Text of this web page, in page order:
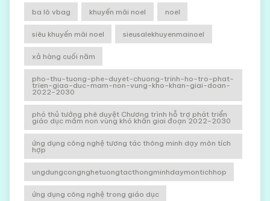
ba lô vbag khuyến mãi noel noel
siêu khuyến mãi noel sieusalekhuyenmainoel
xả hàng cuối năm
pho-thu-tuong-phe-duyet-chuong-trinh-ho-tro-phat-
trien-giao-duc-mam-non-vung-kho-khan-giai-doan-
2022-2030
phó thủ tướng phê duyệt Chương trình hỗ trợ phát triển
giáo dục mầm non vùng khó khăn giai đoạn 2022-2030
ứng dụng công nghệ tương tác thông minh dạy môn tích
hợp
ungdungcongnghetuongtacthongminhdaymontichhop
ứng dụng công nghệ trong giáo dục